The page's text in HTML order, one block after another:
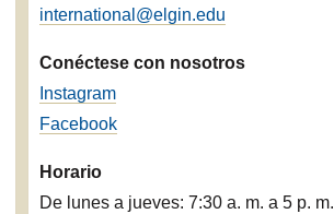
international@elgin.edu
Conéctese con nosotros
Instagram
Facebook
Horario
De lunes a jueves: 7:30 a. m. a 5 p. m.